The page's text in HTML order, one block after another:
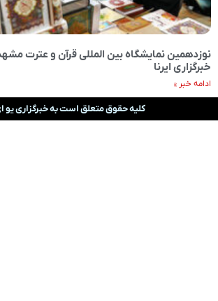
نوزدهمین نمایشگاه بین المللی قرآن و عترت
خبرگزاری ایرنا
ادامه خبر »
کلیه حقوق متعلق است به خبرگزاری یو